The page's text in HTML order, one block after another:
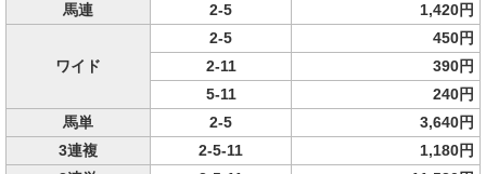
馬連
2-5 1,420円
ワイド
2-5
450円
2-11
390円
5-11
240円
馬単
2-5
3,640円
3連複
2-5-11
1,180円